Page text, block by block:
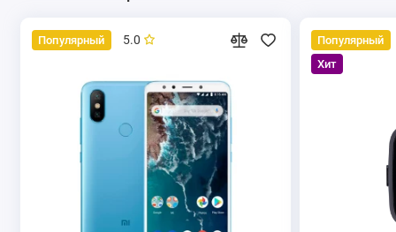
Популярный 5.0
Популярный
Хит